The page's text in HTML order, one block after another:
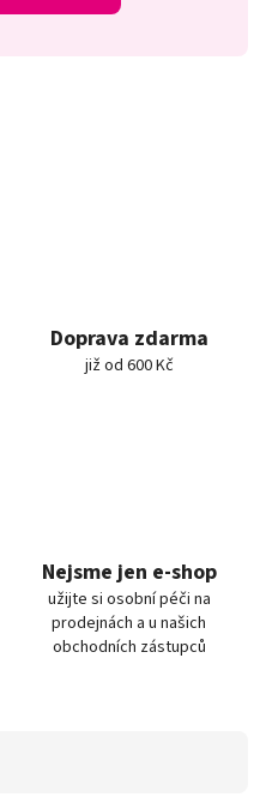
Doprava zdarma
již od 600 Kč
Nejsme jen e-shop
užijte si osobní péči na
prodejnách a u našich
obchodních zástupců